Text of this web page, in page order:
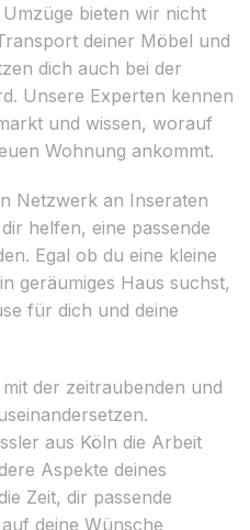
bieten wir nicht
deiner Möbel und
dich auch bei der
Unsere Experten kennen
und wissen, worauf
Wohnung ankommt.
Netzwerk an Inseraten
helfen, eine passende
Egal ob du eine kleine
geräumiges Haus suchst,
für dich und deine
der zeitraubenden und
aus Köln die Arbeit
Aspekte deines
Zeit, dir passende
deine Wünsche